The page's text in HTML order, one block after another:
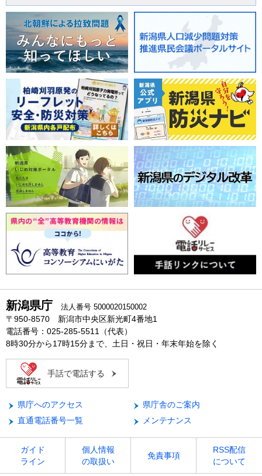
新潟県庁 法人番号 5000020150002
〒950-8570 新潟市中央区新光町4番地1
電話番号：025-285-5511（代表）
8時30分から17時15分まで、土日・祝日・年末年始を除く
手話で電話する
県庁へのアクセス
県庁舎のご案内
直通電話番号一覧
メンテナンス
ガイド
ライン
個人情報
の取扱い
免責事項
RSS配信
について